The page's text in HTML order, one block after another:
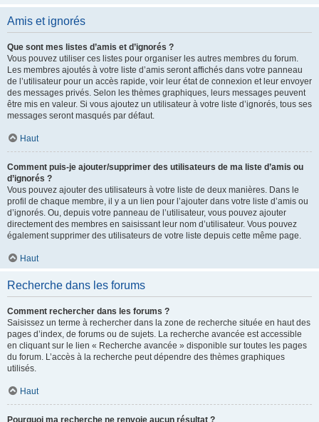
Amis et ignorés
Que sont mes listes d’amis et d’ignorés ?
Vous pouvez utiliser ces listes pour organiser les autres membres du forum.
Les membres ajoutés à votre liste d’amis seront affichés dans votre panneau
de l’utilisateur pour un accès rapide, voir leur état de connexion et leur envoyer
des messages privés. Selon les thèmes graphiques, leurs messages peuvent
être mis en valeur. Si vous ajoutez un utilisateur à votre liste d’ignorés, tous ses
messages seront masqués par défaut.
Haut
Comment puis-je ajouter/supprimer des utilisateurs de ma liste d’amis ou
d’ignorés ?
Vous pouvez ajouter des utilisateurs à votre liste de deux manières. Dans le
profil de chaque membre, il y a un lien pour l’ajouter dans votre liste d’amis ou
d’ignorés. Ou, depuis votre panneau de l’utilisateur, vous pouvez ajouter
directement des membres en saisissant leur nom d’utilisateur. Vous pouvez
également supprimer des utilisateurs de votre liste depuis cette même page.
Haut
Recherche dans les forums
Comment rechercher dans les forums ?
Saisissez un terme à rechercher dans la zone de recherche située en haut des
pages d’index, de forums ou de sujets. La recherche avancée est accessible
en cliquant sur le lien « Recherche avancée » disponible sur toutes les pages
du forum. L’accès à la recherche peut dépendre des thèmes graphiques
utilisés.
Haut
Pourquoi ma recherche ne renvoie aucun résultat ?